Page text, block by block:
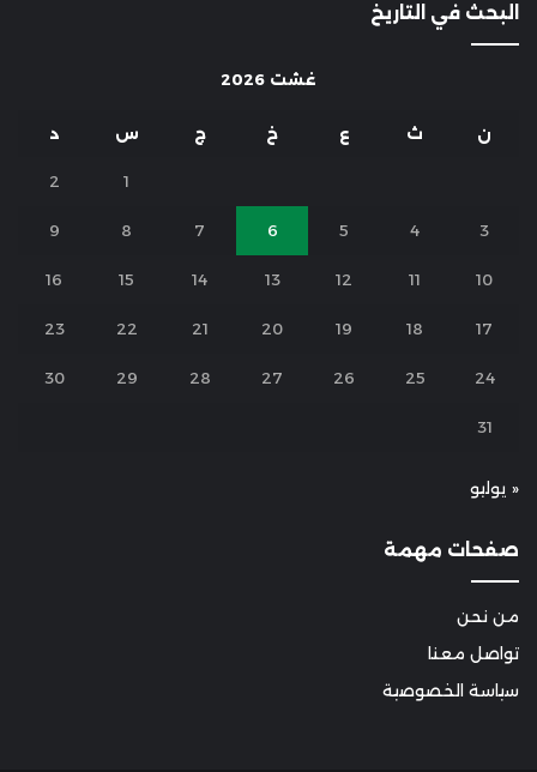
البحث في التاريخ
غشت 2026
ن ث ع خ ج س د
1
2
3
4
5
6
7
8
9
10
11
12
13
14
15
16
17
18
19
20
21
22
23
24
25
26
27
28
29
30
31
« يوليو
صفحات مهمة
من نحن
تواصل معنا
سياسة الخصوصية